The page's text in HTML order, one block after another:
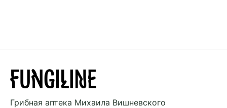
Грибная аптека Михаила Вишневского